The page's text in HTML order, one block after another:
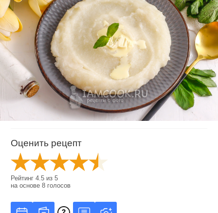
Оценить рецепт
Рейтинг4.5 из5
на основе8 голосов